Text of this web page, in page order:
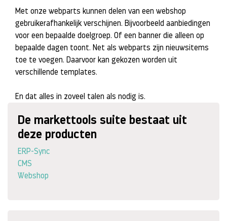
Met onze webparts kunnen delen van een webshop
gebruikerafhankelijk verschijnen. Bijvoorbeeld aanbiedingen
voor een bepaalde doelgroep. Of een banner die alleen op
bepaalde dagen toont. Net als webparts zijn nieuwsitems
toe te voegen. Daarvoor kan gekozen worden uit
verschillende templates.
En dat alles in zoveel talen als nodig is.
De markettools suite bestaat uit
deze producten
ERP-Sync
CMS
Webshop